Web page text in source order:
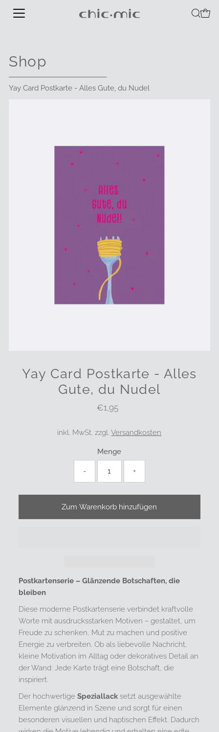
Shop
Yay Card Postkarte - Alles Gute, du Nudel
Yay Card Postkarte - Alles
Gute, du Nudel
Regulärer
€1,95
inkl. MwSt. zzgl.Versandkosten
Menge
- +
Postkartenserie – Glänzende Botschaften, die
bleiben
Diese moderne Postkartenserie verbindet kraftvolle
Worte mit ausdrucksstarken Motiven – gestaltet, um
Freude zu schenken, Mut zu machen und positive
Energie zu verbreiten. Ob als liebevolle Nachricht,
kleine Motivation im Alltag oder dekoratives Detail an
der Wand: Jede Karte trägt eine Botschaft, die
inspiriert.
Der hochwertigeSpeziallack setzt ausgewählte
Elemente glänzend in Szene und sorgt für einen
besonderen visuellen und haptischen Effekt. Dadurch